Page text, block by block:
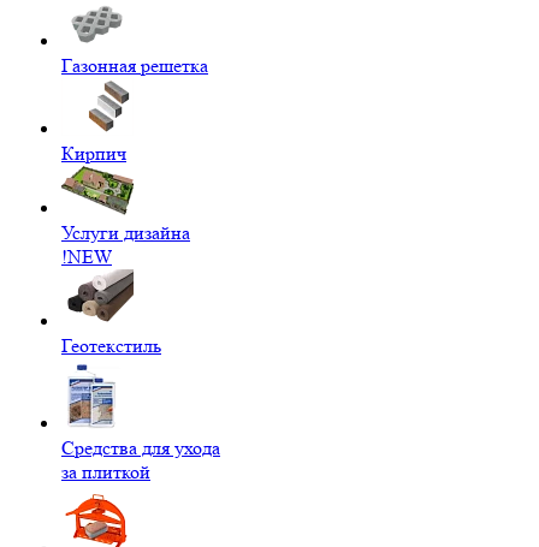
Газонная решетка
Кирпич
Услуги дизайна
!NEW
Геотекстиль
Средства для ухода
за плиткой